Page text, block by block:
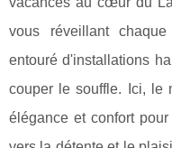
vous réveillant
entouré d'installations
couper le souffle. Ici, le
élégance et confort